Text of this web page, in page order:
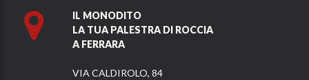
IL MONODITO
LA TUA PALESTRA DI ROCCIA
A FERRARA
VIA CALDIROLO, 84